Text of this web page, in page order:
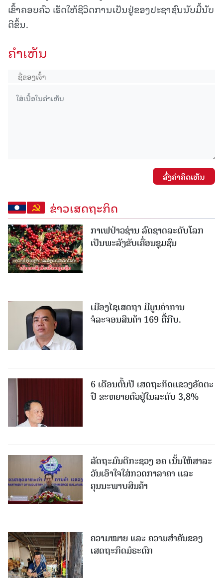
ເຂົ້າຄອບຄົວ ເຮັດໃຫ້ຊີວິດການເປັນຢູ່ຂອງປະຊາຊົນນັບມື້ນັບ
ດີຂຶ້ນ.
ຄໍາເຫັນ
ສົ່ງຄໍາຄິດເຫັນ
ຂ່າວເສດຖະກິດ
ກາເຟປ່າວຊ່ານ ລົດຊາດລະດັບໂລກ
ເປັນພະລັງຂັບເຄື່ອນຊຸມຊົນ
ເມືອງໄຊເສດຖາ ມີມູນຄ່າການ
ຈໍລະຈອນສິນຄ້າ 169 ຕື້ກີບ.
6 ເດືອນຕົ້ນປີ ເສດຖະກິດແຂວງອັດຕະ
ປື ຂະຫຍາຍຕົວຢູ່ໃນລະດັບ 3,8%
ລັດຖະມົນຕີກະຊວງ ອຄ ເນັ້ນໃຫ້ສາລະ
ວັນເອົາໃຈໃສ່ກວດກາລາຄາ ແລະ
ຄຸນນະພາບສິນຄ້າ
ຄວາມໝາຍ ແລະ ຄວາມສໍາຄັນຂອງ
ເສດຖະກິດມໍຣະດົກ